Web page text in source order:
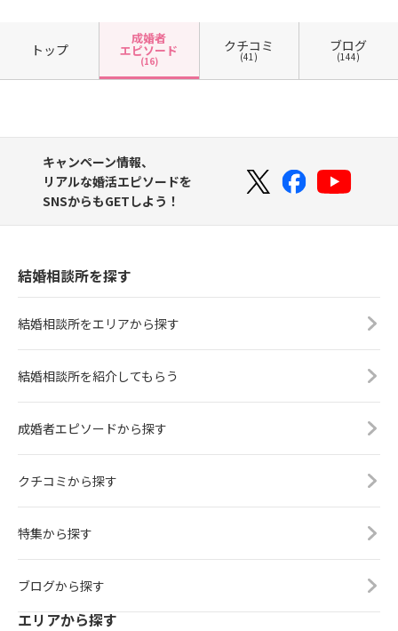
トップ
成婚者
エピソード
(16)
クチコミ
(41)
ブログ
(144)
キャンペーン情報、
リアルな婚活エピソードを
SNSからもGETしよう！
結婚相談所を探す
結婚相談所をエリアから探す
結婚相談所を紹介してもらう
成婚者エピソードから探す
クチコミから探す
特集から探す
ブログから探す
エリアから探す